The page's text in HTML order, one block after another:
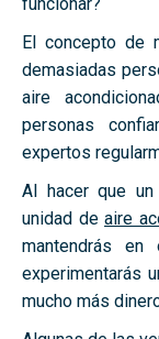
El concepto de
demasiadas
aire
personas
expertos
Al hacer que
unidad de aire
mantendrás
experimentarás
mucho más